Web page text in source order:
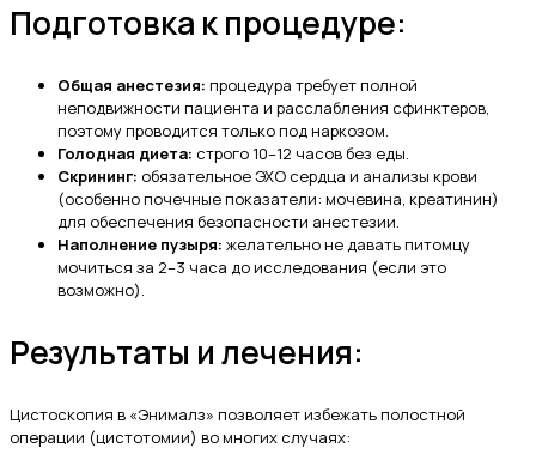
Подготовка к процедуре:
Общая анестезия: процедура требует полной
неподвижности пациента и расслабления сфинктеров,
поэтому проводится только под наркозом.
Голодная диета: строго 10–12 часов без еды.
Скрининг: обязательное ЭХО сердца и анализы крови
(особенно почечные показатели: мочевина, креатинин)
для обеспечения безопасности анестезии.
Наполнение пузыря: желательно не давать питомцу
мочиться за 2–3 часа до исследования (если это
возможно).
Результаты и лечения:
Цистоскопия в «Энималз» позволяет избежать полостной
операции (цистотомии) во многих случаях: